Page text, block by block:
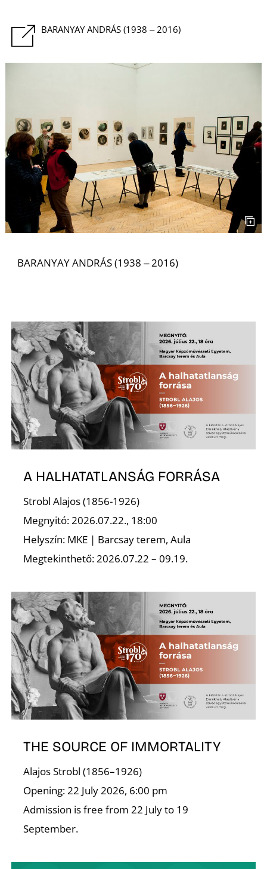
BARANYAY ANDRÁS (1938 ‒ 2016)
BARANYAY ANDRÁS (1938 ‒ 2016)
A HALHATATLANSÁG FORRÁSA
Strobl Alajos (1856-1926)
Megnyitó: 2026.07.22., 18:00
Helyszín: MKE | Barcsay terem, Aula
Megtekinthető: 2026.07.22 – 09.19.
THE SOURCE OF IMMORTALITY
Alajos Strobl (1856–1926)
Opening: 22 July 2026, 6:00 pm
Admission is free from 22 July to 19
September.